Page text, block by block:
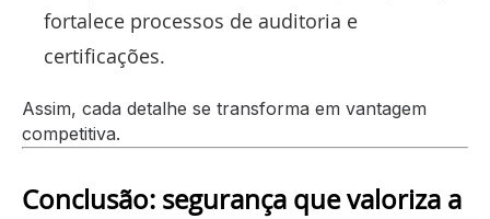
fortalece processos de auditoria e
certificações.
Assim, cada detalhe se transforma em vantagem
competitiva.
Conclusão: segurança que valoriza a